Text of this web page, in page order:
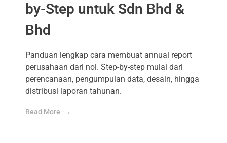
by-Step untuk Sdn Bhd &
Bhd
Panduan lengkap cara membuat annual report
perusahaan dari nol. Step-by-step mulai dari
perencanaan, pengumpulan data, desain, hingga
distribusi laporan tahunan.
Read More